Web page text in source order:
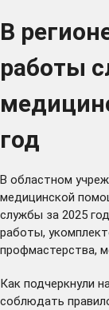
В
работы
год
В областном
медицинской
службы за 2025
работы,
профмастерства,
Как подчеркнули
соблюдать